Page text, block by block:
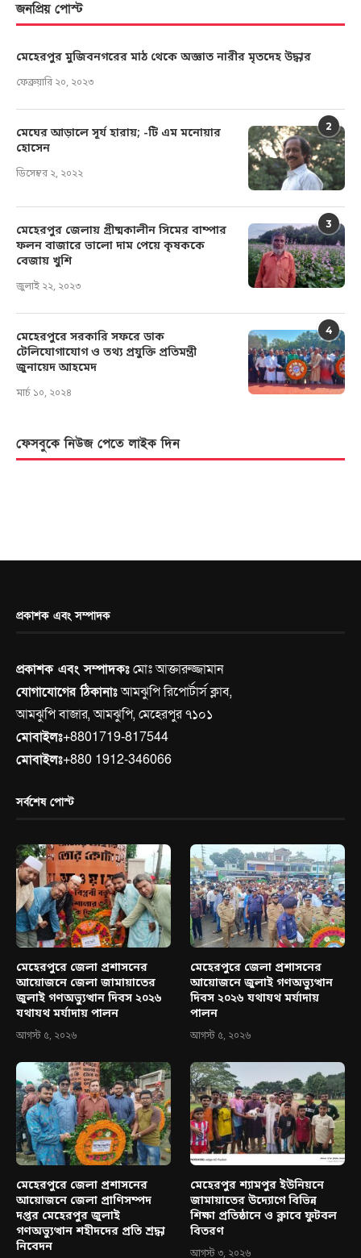
জনপ্রিয় পোস্ট
মেহেরপুর মুজিবনগরের মাঠ থেকে অজ্ঞাত নারীর মৃতদেহ উদ্ধার
ফেব্রুয়ারি ২০, ২০২৩
2
মেঘের আড়ালে সূর্য হারায়; -টি এম মনোয়ার
হোসেন
ডিসেম্বর ২, ২০২২
3
মেহেরপুর জেলায় গ্রীষ্মকালীন সিমের বাম্পার
ফলন বাজারে ভালো দাম পেয়ে কৃষককে
বেজায় খুশি
জুলাই ২২, ২০২৩
4
মেহেরপুরে সরকারি সফরে ডাক
টেলিযোগাযোগ ও তথ্য প্রযুক্তি প্রতিমন্ত্রী
জুনায়েদ আহমেদ
মার্চ ১০, ২০২৪
ফেসবুকে নিউজ পেতে লাইক দিন
প্রকাশক এবং সম্পাদক
প্রকাশক এবং সম্পাদকঃমোঃ আক্তারুজ্জামান
যোগাযোগের ঠিকানাঃআমঝুপি রিপোর্টার্স ক্লাব,
আমঝুপি বাজার, আমঝুপি, মেহেরপুর ৭১০১
মোবাইলঃ+8801719-817544
মোবাইলঃ+880 1912-346066
সর্বশেষ পোস্ট
মেহেরপুরে জেলা প্রশাসনের
আয়োজনে জেলা জামায়াতের
জুলাই গণঅভ্যুত্থান দিবস ২০২৬
যথাযথ মর্যাদায় পালন
আগস্ট ৫, ২০২৬
মেহেরপুরে জেলা প্রশাসনের
আয়োজনে জুলাই গণঅভ্যুত্থান
দিবস ২০২৬ যথাযথ মর্যাদায়
পালন
আগস্ট ৫, ২০২৬
মেহেরপুরে জেলা প্রশাসনের
আয়োজনে জেলা প্রাণিসম্পদ
দপ্তর মেহেরপুর জুলাই
গণঅভ্যুত্থান শহীদদের প্রতি শ্রদ্ধা
নিবেদন
মেহেরপুর শ্যামপুর ইউনিয়নে
জামায়াতের উদ্যোগে বিভিন্ন
শিক্ষা প্রতিষ্ঠানে ও ক্লাবে ফুটবল
বিতরণ
আগস্ট ৩, ২০২৬